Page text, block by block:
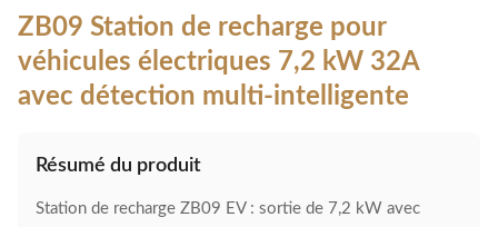
ZB09 Station de recharge pour
véhicules électriques 7,2 kW 32A
avec détection multi-intelligente
Résumé du produit
Station de recharge ZB09 EV : sortie de 7,2 kW avec